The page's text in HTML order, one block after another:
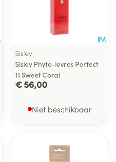
Sisley
Sisley Phyto-levres Perfect
11 Sweet Coral
€ 56,00
Niet beschikbaar